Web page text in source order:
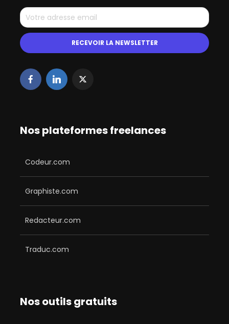
Nos plateformes freelances
Codeur.com
Graphiste.com
Redacteur.com
Traduc.com
Nos outils gratuits